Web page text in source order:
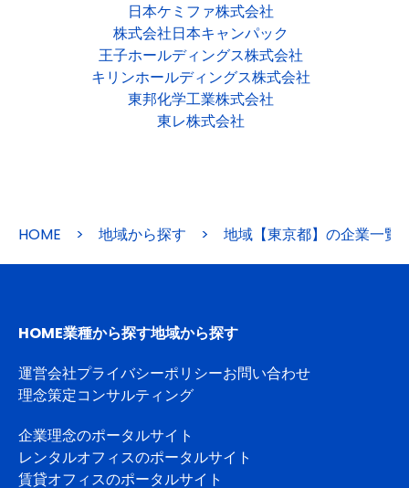
日本ケミファ株式会社
株式会社日本キャンパック
王子ホールディングス株式会社
キリンホールディングス株式会社
東邦化学工業株式会社
東レ株式会社
HOME > 地域から探す > 地域【東京都】の企業一覧
HOME業種から探す地域から探す
運営会社プライバシーポリシーお問い合わせ
理念策定コンサルティング
企業理念のポータルサイト
レンタルオフィスのポータルサイト
賃貸オフィスのポータルサイト